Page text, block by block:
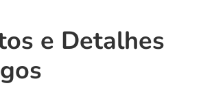
e Detalhes